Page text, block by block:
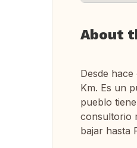
About
Desde
Km. Es un
pueblo
consultorio
bajar hasta